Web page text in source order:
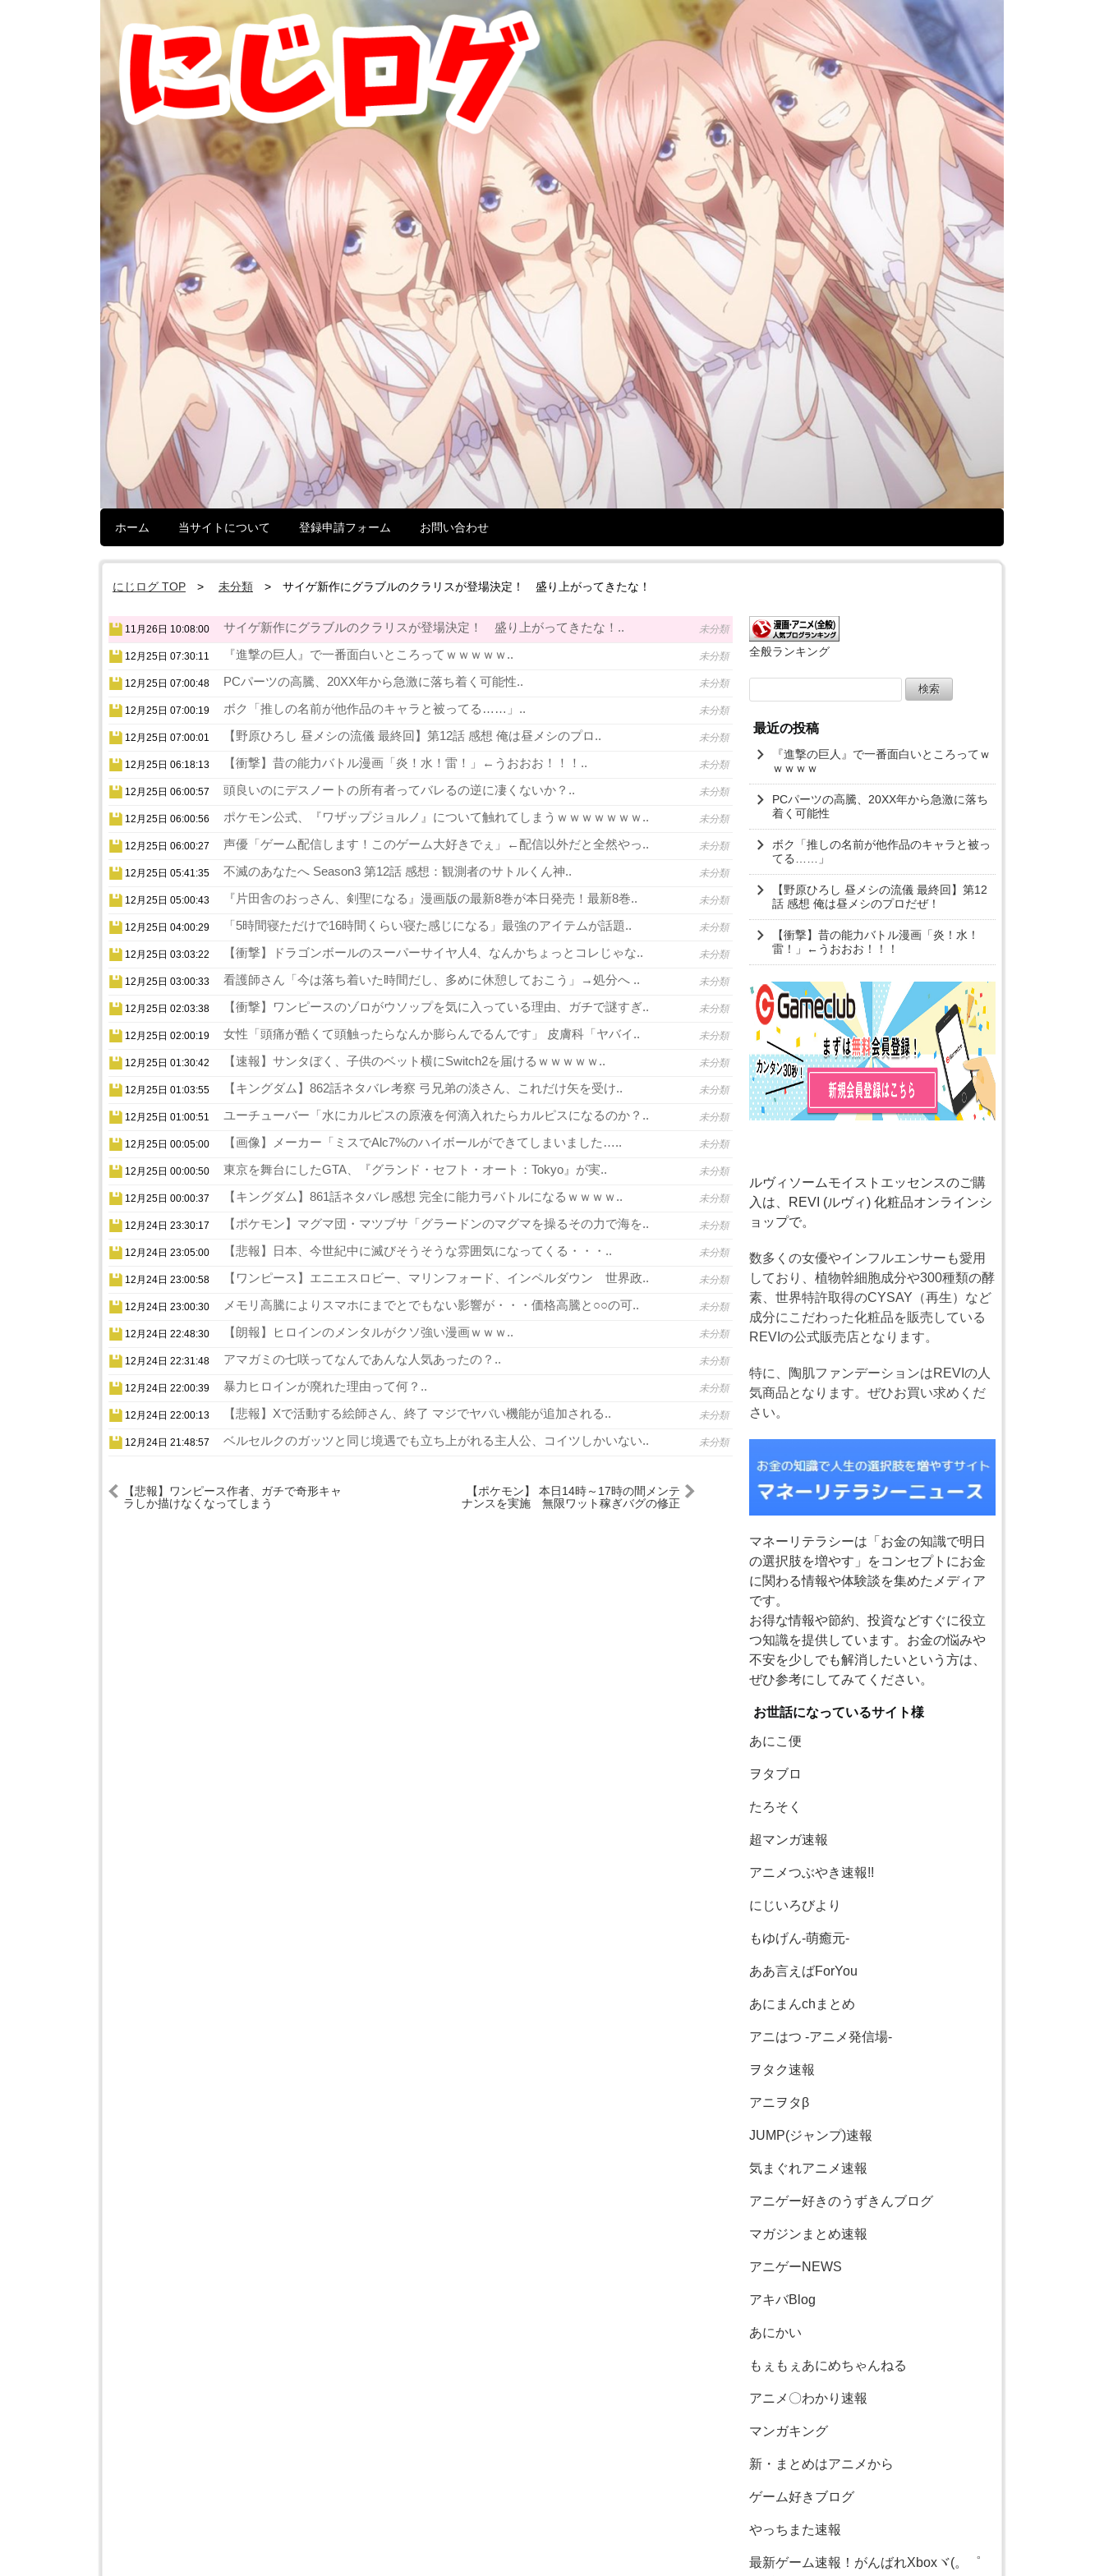
ホーム 当サイトについて 登録申請フォーム お問い合わせ
にじログ TOP 未分類 サイゲ新作にグラブルのクラリスが登場決定！ 盛り上がってきたな！
11月26日 10:08:00 サイゲ新作にグラブルのクラリスが登場決定！ 盛り上がってきたな！.. 未分類
12月25日 07:30:11 『進撃の巨人』で一番面白いところってｗｗｗｗｗ.. 未分類
12月25日 07:00:48 PCパーツの高騰、20XX年から急激に落ち着く可能性.. 未分類
12月25日 07:00:19 ボク「推しの名前が他作品のキャラと被ってる……」.. 未分類
12月25日 07:00:01 【野原ひろし 昼メシの流儀 最終回】第12話 感想 俺は昼メシのプロ.. 未分類
12月25日 06:18:13 【衝撃】昔の能力バトル漫画「炎！水！雷！」←うおおお！！！.. 未分類
12月25日 06:00:57 頭良いのにデスノートの所有者ってバレるの逆に凄くないか？.. 未分類
12月25日 06:00:56 ポケモン公式、『ワザップジョルノ』について触れてしまうｗｗｗｗｗｗｗ.. 未分類
12月25日 06:00:27 声優「ゲーム配信します！このゲーム大好きでぇ」←配信以外だと全然やっ.. 未分類
12月25日 05:41:35 不滅のあなたへ Season3 第12話 感想：観測者のサトルくん神.. 未分類
12月25日 05:00:43 『片田舎のおっさん、剣聖になる』漫画版の最新8巻が本日発売！最新8巻.. 未分類
12月25日 04:00:29 「5時間寝ただけで16時間くらい寝た感じになる」最強のアイテムが話題.. 未分類
12月25日 03:03:22 【衝撃】ドラゴンボールのスーパーサイヤ人4、なんかちょっとコレじゃな.. 未分類
12月25日 03:00:33 看護師さん「今は落ち着いた時間だし、多めに休憩しておこう」→処分へ .. 未分類
12月25日 02:03:38 【衝撃】ワンピースのゾロがウソップを気に入っている理由、ガチで謎すぎ.. 未分類
12月25日 02:00:19 女性「頭痛が酷くて頭触ったらなんか膨らんでるんです」 皮膚科「ヤバイ.. 未分類
12月25日 01:30:42 【速報】サンタぼく、子供のベット横にSwitch2を届けるｗｗｗｗｗ.. 未分類
12月25日 01:03:55 【キングダム】862話ネタバレ考察 弓兄弟の淡さん、これだけ矢を受け.. 未分類
12月25日 01:00:51 ユーチューバー「水にカルピスの原液を何滴入れたらカルピスになるのか？.. 未分類
12月25日 00:05:00 【画像】メーカー「ミスでAlc7%のハイボールができてしまいました….. 未分類
12月25日 00:00:50 東京を舞台にしたGTA、『グランド・セフト・オート：Tokyo』が実.. 未分類
12月25日 00:00:37 【キングダム】861話ネタバレ感想 完全に能力弓バトルになるｗｗｗｗ.. 未分類
12月24日 23:30:17 【ポケモン】マグマ団・マツブサ「グラードンのマグマを操るその力で海を.. 未分類
12月24日 23:05:00 【悲報】日本、今世紀中に滅びそうそうな雰囲気になってくる・・・.. 未分類
12月24日 23:00:58 【ワンピース】エニエスロビー、マリンフォード、インペルダウン 世界政.. 未分類
12月24日 23:00:30 メモリ高騰によりスマホにまでとでもない影響が・・・価格高騰と○○の可.. 未分類
12月24日 22:48:30 【朗報】ヒロインのメンタルがクソ強い漫画ｗｗｗ.. 未分類
12月24日 22:31:48 アマガミの七咲ってなんであんな人気あったの？.. 未分類
12月24日 22:00:39 暴力ヒロインが廃れた理由って何？.. 未分類
12月24日 22:00:13 【悲報】Xで活動する絵師さん、終了 マジでヤバい機能が追加される.. 未分類
12月24日 21:48:57 ベルセルクのガッツと同じ境遇でも立ち上がれる主人公、コイツしかいない.. 未分類
【悲報】ワンピース作者、ガチで奇形キャ
ラしか描けなくなってしまう
【ポケモン】 本日14時～17時の間メンテ
ナンスを実施 無限ワット稼ぎバグの修正
全般ランキング
索:
最近の投稿
『進撃の巨人』で一番面白いところってｗ
ｗｗｗｗ
PCパーツの高騰、20XX年から急激に落ち
着く可能性
ボク「推しの名前が他作品のキャラと被っ
てる……」
【野原ひろし 昼メシの流儀 最終回】第12
話 感想 俺は昼メシのプロだぜ！
【衝撃】昔の能力バトル漫画「炎！水！
雷！」←うおおお！！！
ルヴィソームモイストエッセンスのご購
入は、REVI (ルヴィ) 化粧品オンラインシ
ョップで。
数多くの女優やインフルエンサーも愛用
しており、植物幹細胞成分や300種類の酵
素、世界特許取得のCYSAY（再生）など
成分にこだわった化粧品を販売している
REVIの公式販売店となります。
特に、陶肌ファンデーションはREVIの人
気商品となります。ぜひお買い求めくだ
さい。
マネーリテラシーは「お金の知識で明日
の選択肢を増やす」をコンセプトにお金
に関わる情報や体験談を集めたメディア
です。
お得な情報や節約、投資などすぐに役立
つ知識を提供しています。お金の悩みや
不安を少しでも解消したいという方は、
ぜひ参考にしてみてください。
お世話になっているサイト様
あにこ便
ヲタブロ
たろそく
超マンガ速報
アニメつぶやき速報!!
にじいろびより
もゆげん-萌癒元-
ああ言えばForYou
あにまんchまとめ
アニはつ -アニメ発信場-
ヲタク速報
アニヲタβ
JUMP(ジャンプ)速報
気まぐれアニメ速報
アニゲー好きのうずきんブログ
マガジンまとめ速報
アニゲーNEWS
アキバBlog
あにかい
もぇもぇあにめちゃんねる
アニメ〇わかり速報
マンガキング
新・まとめはアニメから
ゲーム好きブログ
やっちまた速報
最新ゲーム速報！がんばれXboxヾ(。゜